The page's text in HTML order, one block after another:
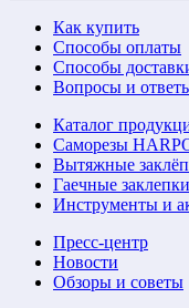
Как купить
Способы оплаты
Способы
Вопросы и
Каталог
Саморезы
Вытяжные
Гаечные
Инструменты и
Пресс-центр
Новости
Обзоры и советы